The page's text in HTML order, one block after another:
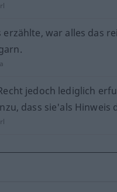
erzählte, war alles das
jedoch lediglich
dass sie'als Hinweis